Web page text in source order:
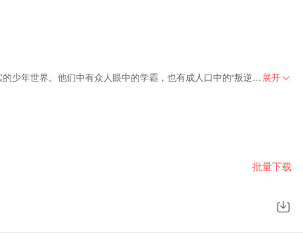
《少年听你说 第二季》是一档少年思想分享类脱口秀节目，每一集将迎来三位来自天南海北和各个领域的正能量少年们，他们将用少年自己的故事说出最真实的少年世界。他们中有众人眼中的学霸，也有成人口中的“叛逆者”，他们读万卷书更可能行万里路，他们是00后，他们是国家之未来。节目还邀请了著名媒体人吴伯凡和情商教育专家张怡筠两名重量级嘉宾，广东卫视每周五晚22:15，让我们一起“听少年思想，见少年世界”。展开
批量下载